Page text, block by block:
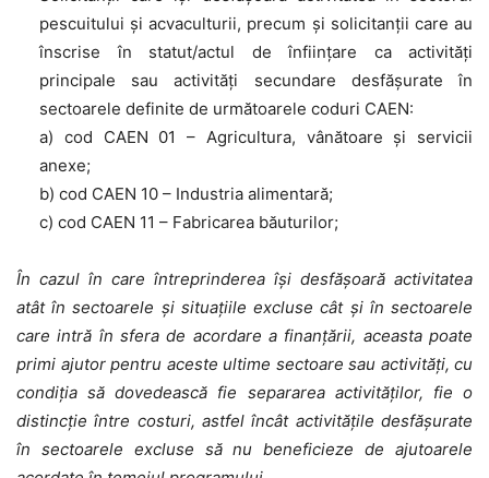
pescuitului și acvaculturii, precum și solicitanții care au
înscrise în statut/actul de înființare ca activităţi
principale sau activităţi secundare desfășurate în
sectoarele definite de următoarele coduri CAEN:
a) cod CAEN 01 – Agricultura, vânătoare şi servicii
anexe;
b) cod CAEN 10 – Industria alimentară;
c) cod CAEN 11 – Fabricarea băuturilor;
În cazul în care întreprinderea își desfășoară activitatea
atât în sectoarele şi situațiile excluse cât și în sectoarele
care intră în sfera de acordare a finanţării, aceasta poate
primi ajutorpentru aceste ultime sectoare sau activități, cu
condiția să dovedească fie separarea activităților, fie o
distincție între costuri, astfel încât activitățile desfășurate
în sectoarele excluse să nu beneficieze de ajutoarele